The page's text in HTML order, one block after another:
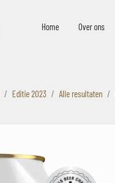
Home Over ons
Editie 2023 Alle resultaten